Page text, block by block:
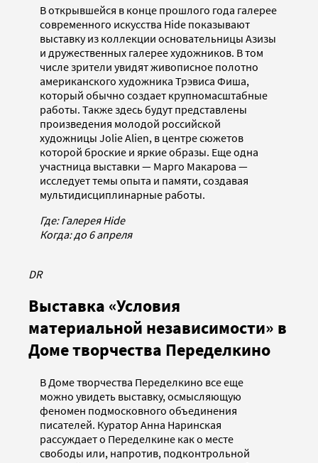
В открывшейся в конце прошлого года галерее
современного искусства Hide показывают
выставку из коллекции основательницы Азизы
и дружественных галерее художников. В том
числе зрители увидят живописное полотно
американского художника Трэвиса Фиша,
который обычно создает крупномасштабные
работы. Также здесь будут представлены
произведения молодой российской
художницы Jolie Alien, в центре сюжетов
которой броские и яркие образы. Еще одна
участница выставки — Марго Макарова —
исследует темы опыта и памяти, создавая
мультидисциплинарные работы.
Где: Галерея Hide
Когда: до 6 апреля
DR
Выставка «Условия
материальной независимости» в
Доме творчества Переделкино
В Доме творчества Переделкино все еще
можно увидеть выставку, осмысляющую
феномен подмосковного объединения
писателей. Куратор Анна Наринская
рассуждает о Переделкине как о месте
свободы или, напротив, подконтрольной